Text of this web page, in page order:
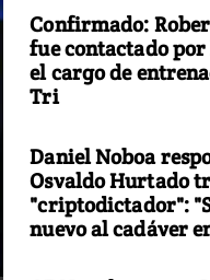
Confirmado:
fue contactado por
el cargo de
Tri
Daniel Noboa
Osvaldo Hurtado
"criptodictador":
nuevo al cadáver